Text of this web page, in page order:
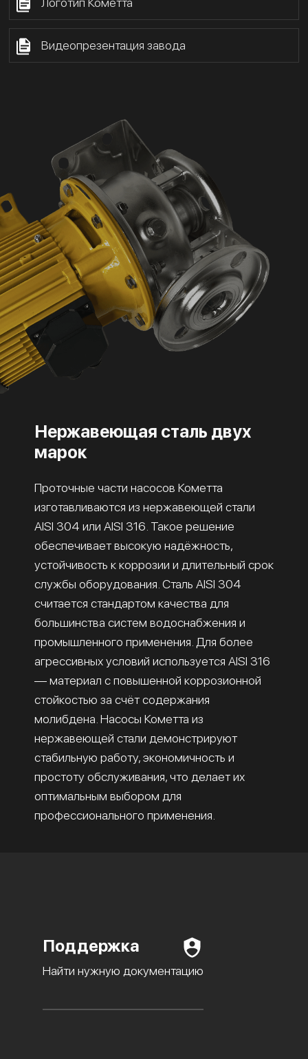
Видеопрезентация завода
Нержавеющая сталь двух
марок
Проточные части насосов Кометта
изготавливаются из нержавеющей стали
AISI 304 или AISI 316. Такое решение
обеспечивает высокую надёжность,
устойчивость к коррозии и длительный срок
службы оборудования. Сталь AISI 304
считается стандартом качества для
большинства систем водоснабжения и
промышленного применения. Для более
агрессивных условий используется AISI 316
— материал с повышенной коррозионной
стойкостью за счёт содержания
молибдена. Насосы Кометта из
нержавеющей стали демонстрируют
стабильную работу, экономичность и
простоту обслуживания, что делает их
оптимальным выбором для
профессионального применения.
Поддержка
Найти нужную документацию